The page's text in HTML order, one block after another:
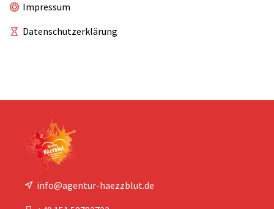
Impressum
Datenschutzerklärung
info@agentur-haezzblut.de